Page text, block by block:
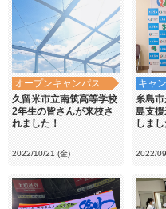
オープンキャンパス・学校見学
久留米市立南筑高等学校
2年生の皆さんが来校さ
れました！
2022/10/21 (金)
キャ
糸島
島支
しまし
2022/